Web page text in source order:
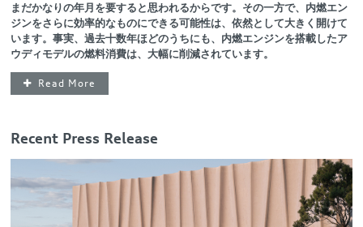
まだかなりの年月を要すると思われるからです。その一方で、内燃エン
ジンをさらに効率的なものにできる可能性は、依然として大きく開けて
います。事実、過去十数年ほどのうちにも、内燃エンジンを搭載したア
ウディモデルの燃料消費は、大幅に削減されています。
Read More
Recent Press Release